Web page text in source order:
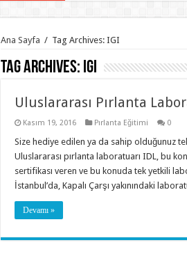
Ana Sayfa / Tag Archives: IGI
Tag Archives: IGI
Uluslararası Pırlanta
Kasım 19, 2016 Pırlanta Eğitimi 0
Size hediye edilen ya da sahip olduğunuz
Uluslararası pırlanta laboratuarı IDL, bu
sertifikası veren ve bu konuda tek yetkili
İstanbul’da, Kapalı Çarşı yakınındaki
Devamı »